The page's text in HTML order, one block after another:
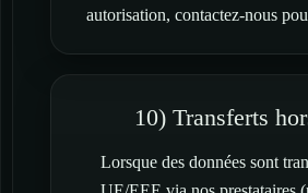
autorisation, contactez-nous
10) Transferts
Lorsque des données sont